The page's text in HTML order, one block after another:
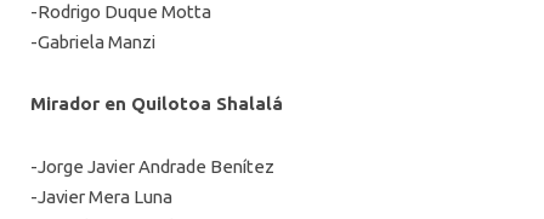
-Rodrigo Duque Motta
-Gabriela Manzi
Mirador en Quilotoa Shalalá
-Jorge Javier Andrade Benítez
-Javier Mera Luna